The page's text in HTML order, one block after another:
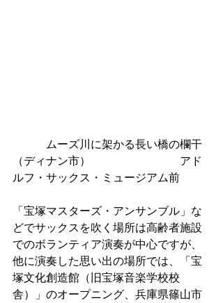
ムーズ川に架かる長い橋の欄干
（ディナン市）		　　　　　アド
ルフ・サックス・ミュージアム前
「宝塚マスターズ・アンサンブル」な
どでサックスを吹く場所は高齢者施設
でのボランティア演奏が中心ですが、
他に演奏した思い出の場所では、「宝
塚文化創造館（旧宝塚音楽学校校
舎）」のオープニング、兵庫県篠山市